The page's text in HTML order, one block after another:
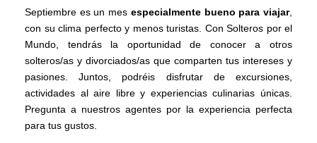
Septiembre es un mes especialmente bueno para viajar,
con su clima perfecto y menos turistas. Con Solteros por el
Mundo, tendrás la oportunidad de conocer a otros
solteros/as y divorciados/as que comparten tus intereses y
pasiones. Juntos, podréis disfrutar de excursiones,
actividades al aire libre y experiencias culinarias únicas.
Pregunta a nuestros agentes por la experiencia perfecta
para tus gustos.